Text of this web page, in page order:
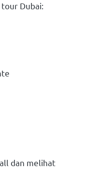
tour Dubai:
dan melihat